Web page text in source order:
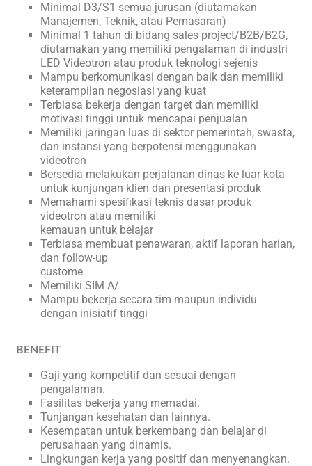
Minimal D3/S1 semua jurusan (diutamakan
Manajemen, Teknik, atau Pemasaran)
Minimal 1 tahun di bidang sales project/B2B/B2G,
diutamakan yang memiliki pengalaman di industri
LED Videotron atau produk teknologi sejenis
Mampu berkomunikasi dengan baik dan memiliki
keterampilan negosiasi yang kuat
Terbiasa bekerja dengan target dan memiliki
motivasi tinggi untuk mencapai penjualan
Memiliki jaringan luas di sektor pemerintah, swasta,
dan instansi yang berpotensi menggunakan
videotron
Bersedia melakukan perjalanan dinas ke luar kota
untuk kunjungan klien dan presentasi produk
Memahami spesifikasi teknis dasar produk
videotron atau memiliki
kemauan untuk belajar
Terbiasa membuat penawaran, aktif laporan harian,
dan follow-up
custome
Memiliki SIM A/
Mampu bekerja secara tim maupun individu
dengan inisiatif tinggi
BENEFIT
Gaji yang kompetitif dan sesuai dengan
pengalaman.
Fasilitas bekerja yang memadai.
Tunjangan kesehatan dan lainnya.
Kesempatan untuk berkembang dan belajar di
perusahaan yang dinamis.
Lingkungan kerja yang positif dan menyenangkan.